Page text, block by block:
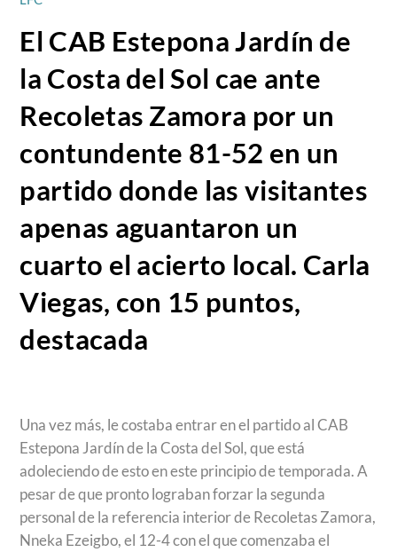
El CAB Estepona Jardín de
la Costa del Sol cae ante
Recoletas Zamora por un
contundente 81-52 en un
partido donde las visitantes
apenas aguantaron un
cuarto el acierto local. Carla
Viegas, con 15 puntos,
destacada
Una vez más, le costaba entrar en el partido al CAB
Estepona Jardín de la Costa del Sol, que está
adoleciendo de esto en este principio de temporada. A
pesar de que pronto lograban forzar la segunda
personal de la referencia interior de Recoletas Zamora,
Nneka Ezeigbo, el 12-4 con el que comenzaba el